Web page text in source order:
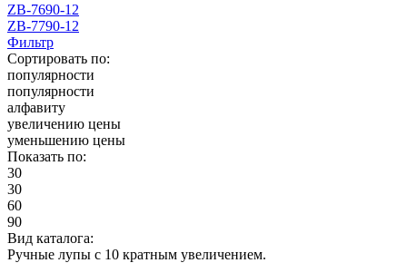
ZB-7690-12
ZB-7790-12
Фильтр
Сортировать по:
популярности
популярности
алфавиту
увеличению цены
уменьшению цены
Показать по:
30
30
60
90
Вид каталога:
Ручные лупы с 10 кратным увеличением.